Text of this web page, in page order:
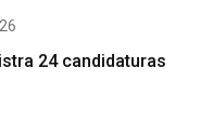
24 candidaturas